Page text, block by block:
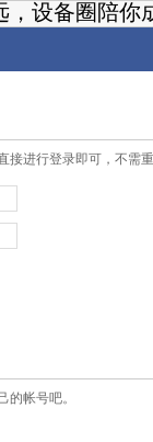
，设备圈陪你
接进行登录即可，不需
帐号吧。